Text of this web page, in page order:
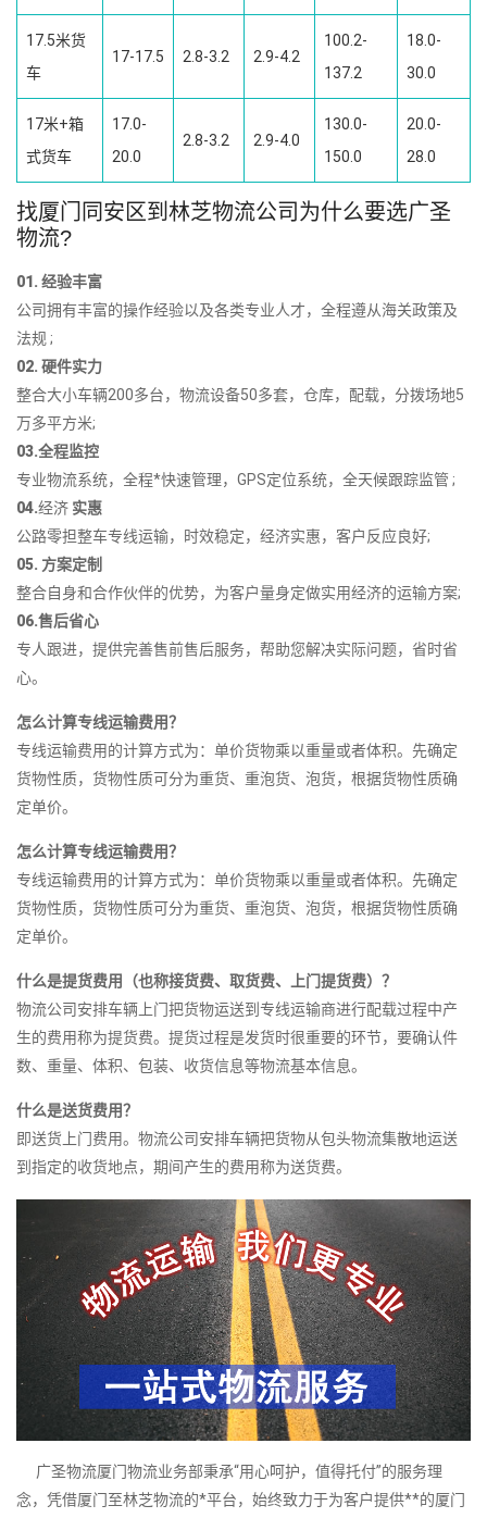
17.5米货
车
17-17.5 2.8-3.2 2.9-4.2
100.2-
137.2
18.0-
30.0
17米+箱
式货车
17.0-
20.0
2.8-3.2 2.9-4.0
130.0-
150.0
20.0-
28.0
找厦门同安区到林芝物流公司为什么要选广圣
物流?
01. 经验丰富
公司拥有丰富的操作经验以及各类专业人才，全程遵从海关政策及
法规 ;
02. 硬件实力
整合大小车辆200多台，物流设备50多套，仓库，配载，分拨场地5
万多平方米;
03.全程监控
专业物流系统，全程*快速管理，GPS定位系统，全天候跟踪监管 ;
04.经济 实惠
公路零担整车专线运输，时效稳定，经济实惠，客户反应良好;
05. 方案定制
整合自身和合作伙伴的优势，为客户量身定做实用经济的运输方案;
06.售后省心
专人跟进，提供完善售前售后服务，帮助您解决实际问题，省时省
心。
怎么计算专线运输费用？
专线运输费用的计算方式为：单价货物乘以重量或者体积。先确定
货物性质，货物性质可分为重货、重泡货、泡货，根据货物性质确
定单价。
怎么计算专线运输费用？
专线运输费用的计算方式为：单价货物乘以重量或者体积。先确定
货物性质，货物性质可分为重货、重泡货、泡货，根据货物性质确
定单价。
什么是提货费用（也称接货费、取货费、上门提货费）？
物流公司安排车辆上门把货物运送到专线运输商进行配载过程中产
生的费用称为提货费。提货过程是发货时很重要的环节，要确认件
数、重量、体积、包装、收货信息等物流基本信息。
什么是送货费用？
即送货上门费用。物流公司安排车辆把货物从包头物流集散地运送
到指定的收货地点，期间产生的费用称为送货费。
广圣物流厦门物流业务部秉承“用心呵护，值得托付”的服务理
念，凭借厦门至林芝物流的*平台，始终致力于为客户提供**的厦门